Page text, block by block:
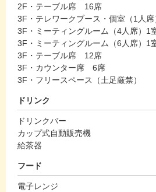
2F・テーブル席 16席
3F・テレワークブース・個室（1人席
3F・ミーティングルーム（4人席）1
3F・ミーティングルーム（6人席）1
3F・テーブル席 12席
3F・カウンター席 6席
3F・フリースペース（土足厳禁）
ドリンク
ドリンクバー
カップ式自動販売機
給茶器
フード
電子レンジ